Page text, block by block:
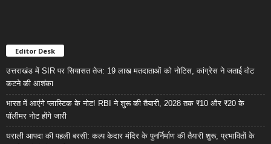
Editor Desk
उत्तराखंड में SIR पर सियासत तेज: 19 लाख मतदाताओं को नोटिस, कांग्रेस ने जताई वोट
कटने की आशंका
भारत में आएंगे प्लास्टिक के नोट! RBI ने शुरू की तैयारी, 2028 तक ₹10 और ₹20 के
पॉलीमर नोट होंगे जारी
धराली आपदा की पहली बरसी: कल्प केदार मंदिर के पुनर्निर्माण की तैयारी शुरू, प्रभावितों के